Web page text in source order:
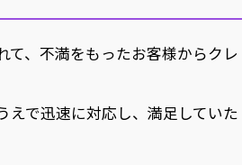
て、不満をもったお客様からクレ
えで迅速に対応し、満足していた